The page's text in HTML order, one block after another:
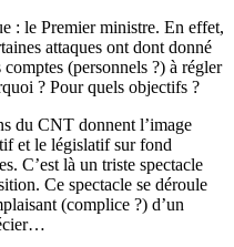
: le Premier ministre. En effet,
attaques ont dont donné
(personnels ?) à régler
? Pour quels objectifs ?
du CNT donnent l’image
et le législatif sur fond
C’est là un triste spectacle
Ce spectacle se déroule
(complice ?) d’un